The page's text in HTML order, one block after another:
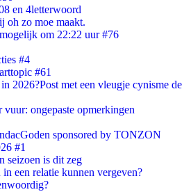
en 4letterwoord
oh zo moe maakt.
om 22:22 uur #76
#4
#61
2026?Post met een vleugje cynisme de
vuur: ongepaste opmerkingen
sponsored by TONZON
#1
seizoen is dit zeg
een relatie kunnen vergeven?